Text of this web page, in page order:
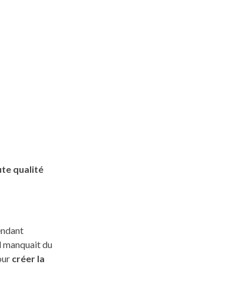
qualité
manquait du
créer la